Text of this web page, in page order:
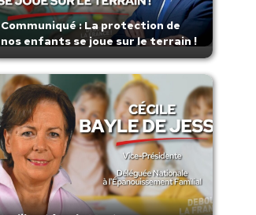
Communiqué : La protection de
nos enfants se joue sur le terrain !